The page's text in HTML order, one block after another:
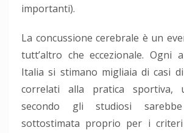
importanti).
La concussione cerebrale è un
tutt’altro che eccezionale. Ogni
Italia si stimano migliaia di casi
correlati alla pratica sportiva,
secondo gli studiosi sarebbe
sottostimata proprio per i